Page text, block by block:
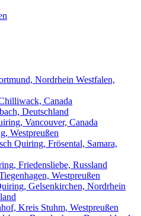
Nordrhein Westfalen,
Canada
Deutschland
Vancouver, Canada
Westpreußen
Quiring, Frösental, Samara,
Friedensliebe, Russland
Westpreußen
Gelsenkirchen, Nordrhein
Kreis Stuhm, Westpreußen